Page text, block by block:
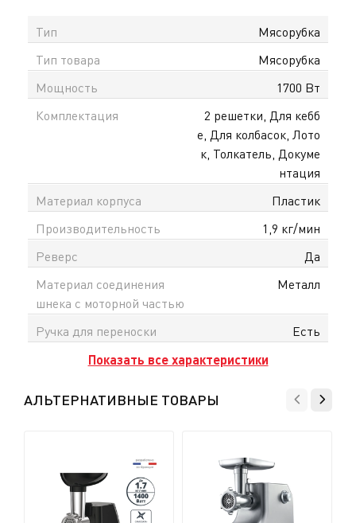
Тип
Мясорубка
Тип товара
Мясорубка
Мощность
1700 Вт
Комплектация
2 решетки, Для кебб
е, Для колбасок, Лото
к, Толкатель, Докуме
нтация
Материал корпуса
Пластик
Производительность
1,9 кг/мин
Реверс
Да
Материал соединения
шнека с моторной частью
Металл
Ручка для переноски Есть
Показать все характеристики
АЛЬТЕРНАТИВНЫЕ ТОВАРЫ